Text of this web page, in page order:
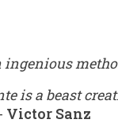
is a beast
Victor Sanz